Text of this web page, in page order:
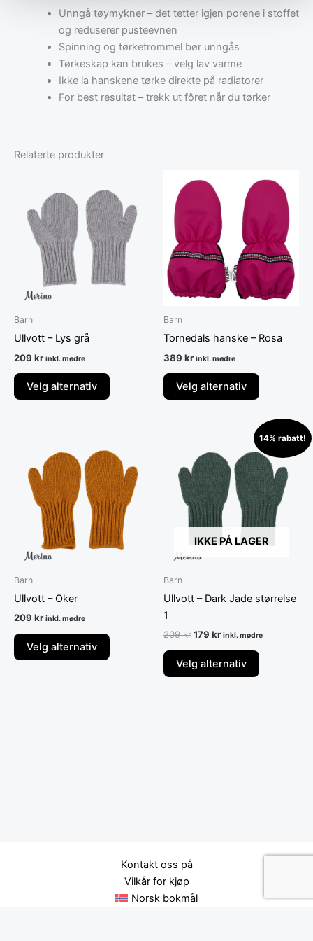
Unngå tøymykner – det tetter igjen porene i stoffet
og reduserer pusteevnen
Spinning og tørketrommel bør unngås
Tørkeskap kan brukes – velg lav varme
Ikke la hanskene tørke direkte på radiatorer
For best resultat – trekk ut fôret når du tørker
Relaterte produkter
Barn
Ullvott – Lys grå
209 kr inkl. mødre
Velg alternativ
produktet
har
flere
varianter.
Alternativene
kan
Barn
Tornedals hanske – Rosa
389 kr inkl. mødre
Velg alternativ
Dette
produktet
varianter.
kan
velges
Barn
Ullvott – Oker
209 kr inkl. mødre
Velg alternativ
produktet
har
flere
varianter.
Alternativene
kan
14% rabatt!
IKKE PÅ LAGER
Barn
Ullvott – Dark Jade størrelse
1
209kr
var:
209 kr.
179 kr
Nåværende
er:
179 kr.
inkl. mødre
Velg alternativ
Dette
produktet
har
flere
varianter.
kan
Kontakt oss på
Vilkår for kjøp
Norsk bokmål